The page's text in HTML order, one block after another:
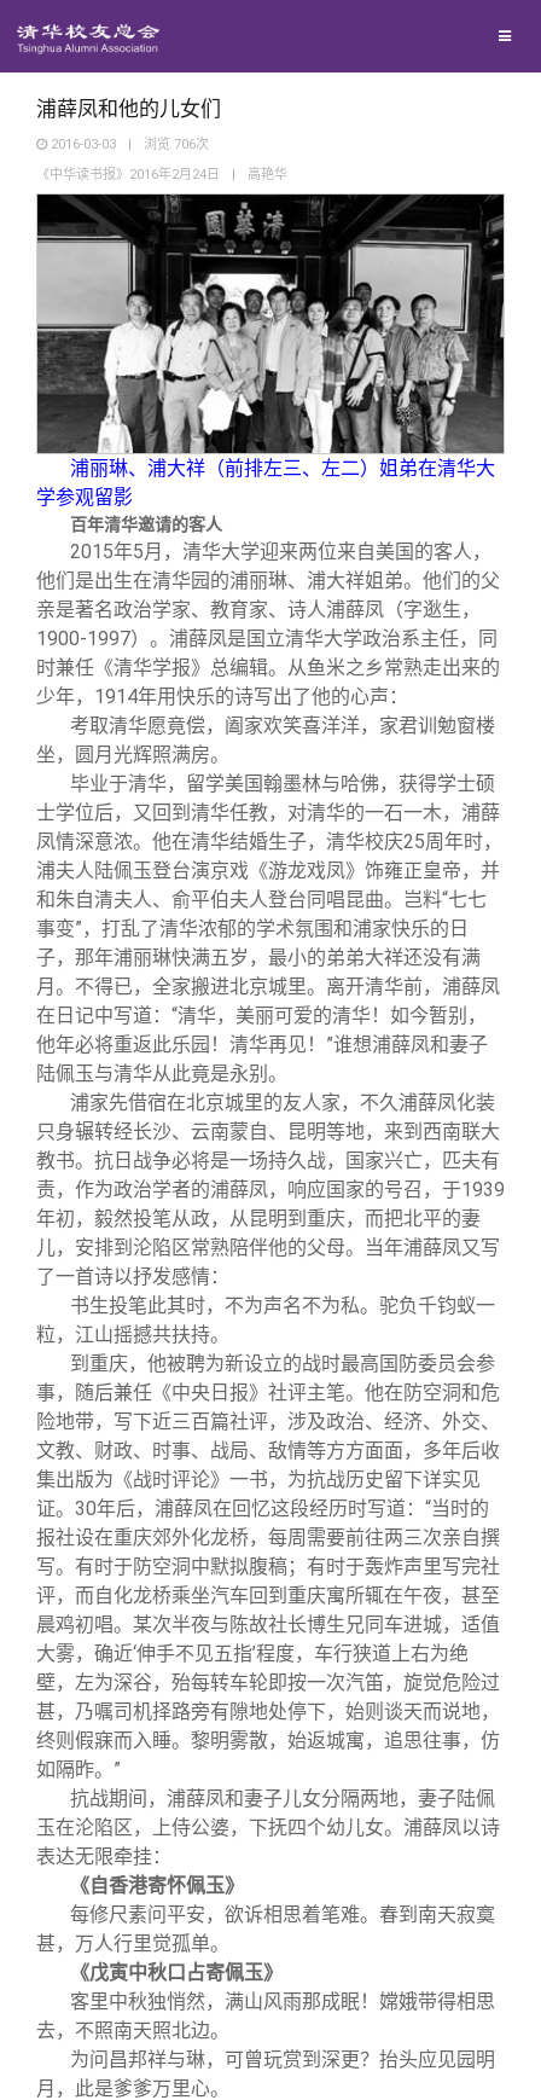
西南联大校友会
义工计划
新媒体平台
青春风采
校友文苑
校友讲坛
校友视界
校友服务
终身学习
信息化服务
三创大赛
实用信息
校友总会
总会简介
会长致辞
总会章程
理事会名单
制度法规
联系我们
关闭
浦薛凤和他的儿女们
2016-03-03 | 浏览 706次
《中华读书报》2016年2月24日
| 高艳华
浦丽琳、浦大祥（前排左三、左二）姐弟在清华大
学参观留影
百年清华邀请的客人
2015年5月，清华大学迎来两位来自美国的客人，
他们是出生在清华园的浦丽琳、浦大祥姐弟。他们的父
亲是著名政治学家、教育家、诗人浦薛凤（字逖生，
1900-1997）。浦薛凤是国立清华大学政治系主任，同
时兼任《清华学报》总编辑。从鱼米之乡常熟走出来的
少年，1914年用快乐的诗写出了他的心声：
考取清华愿竟偿，阖家欢笑喜洋洋，家君训勉窗楼
坐，圆月光辉照满房。
毕业于清华，留学美国翰墨林与哈佛，获得学士硕
士学位后，又回到清华任教，对清华的一石一木，浦薛
凤情深意浓。他在清华结婚生子，清华校庆25周年时，
浦夫人陆佩玉登台演京戏《游龙戏凤》饰雍正皇帝，并
和朱自清夫人、俞平伯夫人登台同唱昆曲。岂料“七七
事变”，打乱了清华浓郁的学术氛围和浦家快乐的日
子，那年浦丽琳快满五岁，最小的弟弟大祥还没有满
月。不得已，全家搬进北京城里。离开清华前，浦薛凤
在日记中写道：“清华，美丽可爱的清华！如今暂别，
他年必将重返此乐园！清华再见！”谁想浦薛凤和妻子
陆佩玉与清华从此竟是永别。
浦家先借宿在北京城里的友人家，不久浦薛凤化装
只身辗转经长沙、云南蒙自、昆明等地，来到西南联大
教书。抗日战争必将是一场持久战，国家兴亡，匹夫有
责，作为政治学者的浦薛凤，响应国家的号召，于1939
年初，毅然投笔从政，从昆明到重庆，而把北平的妻
儿，安排到沦陷区常熟陪伴他的父母。当年浦薛凤又写
了一首诗以抒发感情：
书生投笔此其时，不为声名不为私。驼负千钧蚁一
粒，江山摇撼共扶持。
到重庆，他被聘为新设立的战时最高国防委员会参
事，随后兼任《中央日报》社评主笔。他在防空洞和危
险地带，写下近三百篇社评，涉及政治、经济、外交、
文教、财政、时事、战局、敌情等方方面面，多年后收
集出版为《战时评论》一书，为抗战历史留下详实见
证。30年后，浦薛凤在回忆这段经历时写道：“当时的
报社设在重庆郊外化龙桥，每周需要前往两三次亲自撰
写。有时于防空洞中默拟腹稿；有时于轰炸声里写完社
评，而自化龙桥乘坐汽车回到重庆寓所辄在午夜，甚至
晨鸡初唱。某次半夜与陈故社长博生兄同车进城，适值
大雾，确近‘伸手不见五指’程度，车行狭道上右为绝
壁，左为深谷，殆每转车轮即按一次汽笛，旋觉危险过
甚，乃嘱司机择路旁有隙地处停下，始则谈天而说地，
终则假寐而入睡。黎明雾散，始返城寓，追思往事，仿
如隔昨。”
抗战期间，浦薛凤和妻子儿女分隔两地，妻子陆佩
玉在沦陷区，上侍公婆，下抚四个幼儿女。浦薛凤以诗
表达无限牵挂：
《自香港寄怀佩玉》
每修尺素问平安，欲诉相思着笔难。春到南天寂寞
甚，万人行里觉孤单。
《戊寅中秋口占寄佩玉》
客里中秋独悄然，满山风雨那成眠！嫦娥带得相思
去，不照南天照北边。
为问昌邦祥与琳，可曾玩赏到深更？抬头应见园明
月，此是爹爹万里心。